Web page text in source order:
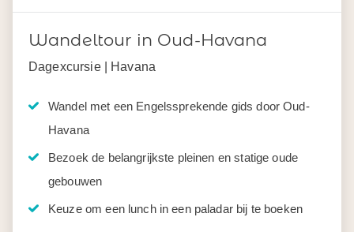
Wandeltour in Oud-Havana
Dagexcursie | Havana
Wandel met een Engelssprekende gids door Oud-
Havana
Bezoek de belangrijkste pleinen en statige oude
gebouwen
Keuze om een lunch in een paladar bij te boeken